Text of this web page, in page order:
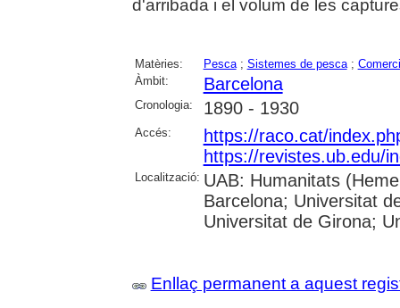
d'arribada i el volum de les
Matèries: Pesca; Sistemes de pesca;
Àmbit:
Barcelona
Cronologia: 1890 - 1930
Accés:
https://raco.cat/
https://revistes.ub.edu/
Localització: UAB: Humanitats
Barcelona; Universitat
Universitat de Girona;
Enllaç permanent a aquest